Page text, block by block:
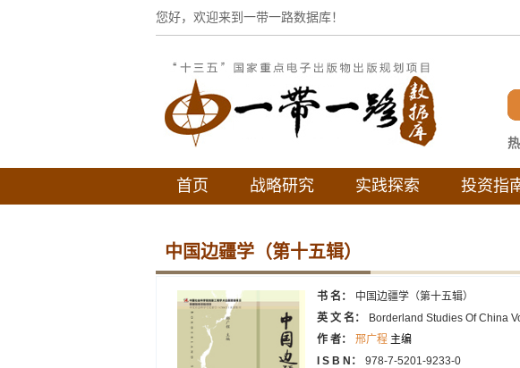
您好，欢迎来到一带一路数据库！
首页 战略研究 实践探索 投资指
中国边疆学（第十五辑）
书 名：
中国边疆学（第十五辑）
英 文 名：
Borderland Studies Of China
作 者：
邢广程 主编
I S B N：
978-7-5201-9233-0